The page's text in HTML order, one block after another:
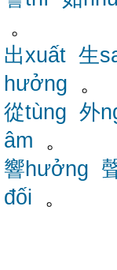
。
出xuất 生
hưởng 。
從tùng 外
âm 。
響hưởng
đối 。